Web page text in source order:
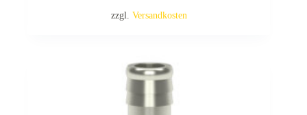
zzgl. Versandkosten